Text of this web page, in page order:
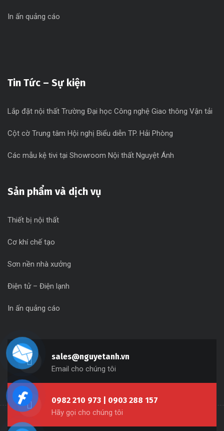
In ấn quảng cáo
Tin Tức – Sự kiện
Lắp đặt nội thất Trường Đại học Công nghệ Giao thông Vận tải
Cột cờ Trung tâm Hội nghị Biểu diễn TP. Hải Phòng
Các mẫu kệ tivi tại Showroom Nội thất Nguyệt Ánh
Sản phẩm và dịch vụ
Thiết bị nội thất
Cơ khí chế tạo
Sơn nền nhà xưởng
Điện tử – Điện lạnh
In ấn quảng cáo
sales@nguyetanh.vn
Email cho chúng tôi
0982 210 973 | 0903 288 157
Hãy gọi cho chúng tôi